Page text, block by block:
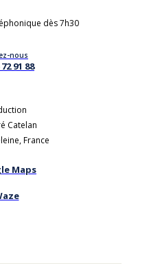
dès 7h30
nous
91 88
Catelan
France
Maps